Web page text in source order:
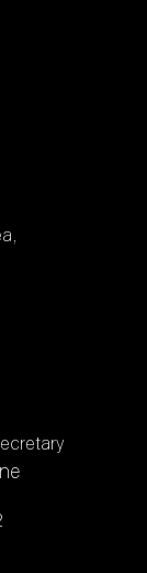
(มหาชน)”
ยนวัด
ถม นำโดย
งโรงเรียน
พร้อมมอบ
มีผู้